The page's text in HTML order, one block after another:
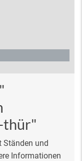
thür"
Ständen und
Informationen